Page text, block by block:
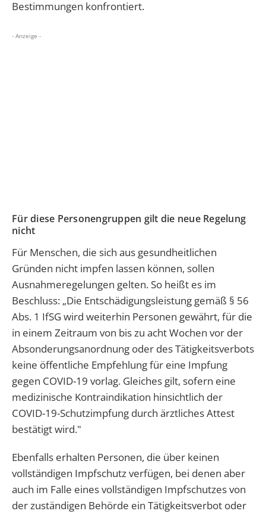
Bestimmungen konfrontiert.
- Anzeige -
Für diese Personengruppen gilt die neue Regelung
nicht
Für Menschen, die sich aus gesundheitlichen
Gründen nicht impfen lassen können, sollen
Ausnahmeregelungen gelten. So heißt es im
Beschluss: „Die Entschädigungsleistung gemäß § 56
Abs. 1 IfSG wird weiterhin Personen gewährt, für die
in einem Zeitraum von bis zu acht Wochen vor der
Absonderungsanordnung oder des Tätigkeitsverbots
keine öffentliche Empfehlung für eine Impfung
gegen COVID-19 vorlag. Gleiches gilt, sofern eine
medizinische Kontraindikation hinsichtlich der
COVID-19-Schutzimpfung durch ärztliches Attest
bestätigt wird."
Ebenfalls erhalten Personen, die über keinen
vollständigen Impfschutz verfügen, bei denen aber
auch im Falle eines vollständigen Impfschutzes von
der zuständigen Behörde ein Tätigkeitsverbot oder